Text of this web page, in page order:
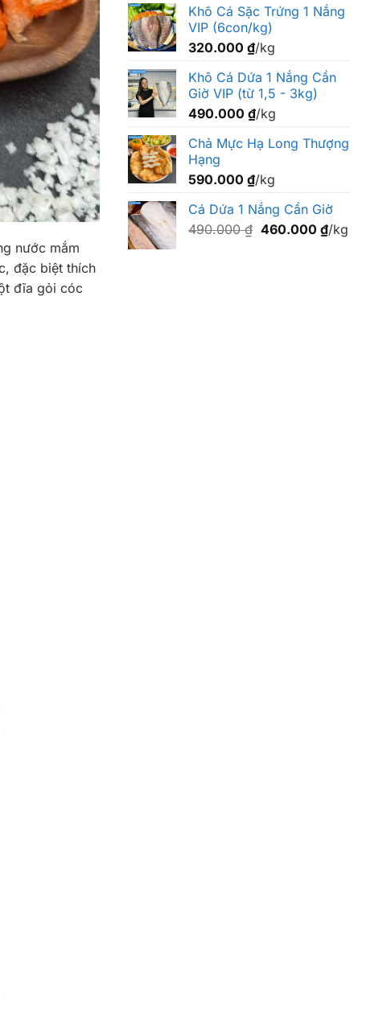
nước mắm
đặc biệt thích
đĩa gỏi cóc
Khô Cá Sặc Trứng 1 Nắng
VIP (6con/kg)
320.000 ₫/kg
Khô Cá Dứa 1 Nắng Cần
Giờ VIP (từ 1,5 - 3kg)
490.000 ₫/kg
Chả Mực Hạ Long Thượng
Hạng
590.000 ₫/kg
Cá Dứa 1 Nắng Cần Giờ
490.000₫ Giá
460.000 ₫Giá
/kg